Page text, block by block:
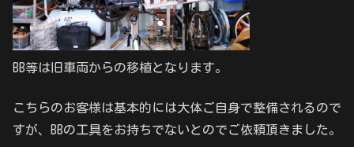
BB等は旧車両からの移植となります。
こちらのお客様は基本的には大体ご自身で整備されるので
すが、BBの工具をお持ちでないとのでご依頼頂きました。